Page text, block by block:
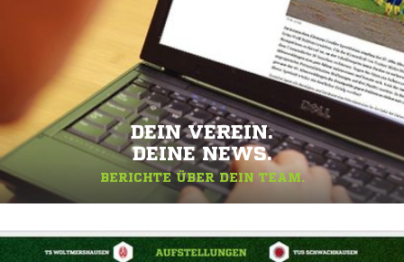
DEIN VEREIN.
DEINE NEWS.
BERICHTE ÜBER DEIN TEAM.